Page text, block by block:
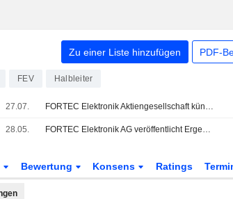
Zu einer Liste hinzufügen PDF-
FEV Halbleiter
27.07. FORTEC Elektronik Aktiengesellschaft kündigt Veränderungen im Vorstand an
28.05. FORTEC Elektronik AG veröffentlicht Ergebniszahlen für die ersten neun Monate zum 31. März 2026
Bewertung Konsens Ratings